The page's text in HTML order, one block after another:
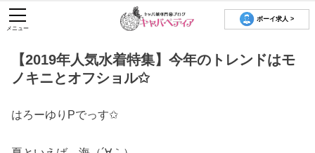
ボーイ求人 >
メニュー
【2019年人気水着特集】今年のトレンドはモ
ノキニとオフショル✩
はろーゆりPでっす✩